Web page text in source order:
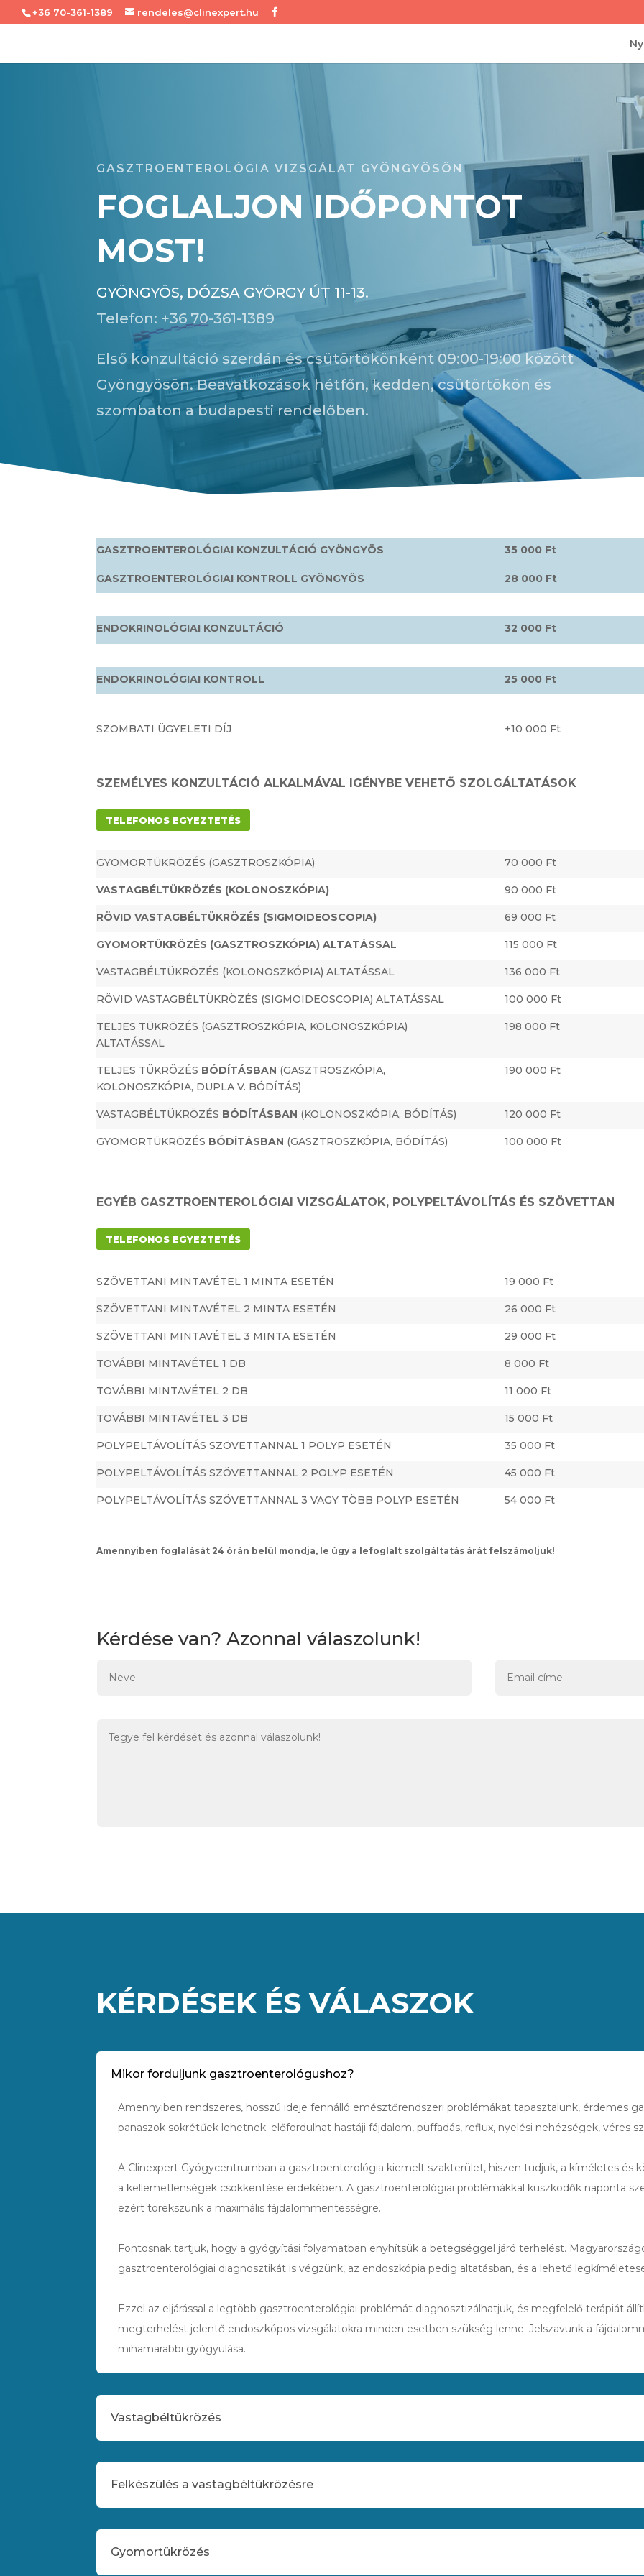
+36 70-361-1389 rendeles@clinexpert.hu
GASZTROENTEROLÓGIA VIZSGÁLAT GYÖNGYÖSÖN
FOGLALJON IDŐPONTOT
MOST!
GYÖNGYÖS, DÓZSA GYÖRGY ÚT 11-13.
Telefon: +36 70-361-1389
Első konzultáció szerdán és csütörtökönként 09:00-19:00 között
Gyöngyösön. Beavatkozások hétfőn, kedden, csütörtökön és
szombaton a budapesti rendelőben.
GASZTROENTEROLÓGIAI KONZULTÁCIÓ GYÖNGYÖS 35 000 Ft
GASZTROENTEROLÓGIAI KONTROLL GYÖNGYÖS 28 000 Ft
ENDOKRINOLÓGIAI KONZULTÁCIÓ 32 000 Ft
ENDOKRINOLÓGIAI KONTROLL 25 000 Ft
SZOMBATI ÜGYELETI DÍJ +10 000 Ft
SZEMÉLYES KONZULTÁCIÓ ALKALMÁVAL IGÉNYBE VEHETŐ SZOLGÁLTATÁSOK
TELEFONOS EGYEZTETÉS
GYOMORTÜKRÖZÉS (GASZTROSZKÓPIA) 70 000 Ft
VASTAGBÉLTÜKRÖZÉS (KOLONOSZKÓPIA) 90 000 Ft
RÖVID VASTAGBÉLTÜKRÖZÉS (SIGMOIDEOSCOPIA) 69 000 Ft
GYOMORTÜKRÖZÉS (GASZTROSZKÓPIA) ALTATÁSSAL 115 000 Ft
VASTAGBÉLTÜKRÖZÉS (KOLONOSZKÓPIA) ALTATÁSSAL 136 000 Ft
RÖVID VASTAGBÉLTÜKRÖZÉS (SIGMOIDEOSCOPIA) ALTATÁSSAL 100 000 Ft
TELJES TÜKRÖZÉS (GASZTROSZKÓPIA, KOLONOSZKÓPIA)
ALTATÁSSAL
198 000 Ft
TELJES TÜKRÖZÉS BÓDÍTÁSBAN (GASZTROSZKÓPIA,
KOLONOSZKÓPIA, DUPLA V. BÓDÍTÁS)
190 000 Ft
VASTAGBÉLTÜKRÖZÉS BÓDÍTÁSBAN (KOLONOSZKÓPIA, BÓDÍTÁS) 120 000 Ft
GYOMORTÜKRÖZÉS BÓDÍTÁSBAN (GASZTROSZKÓPIA, BÓDÍTÁS) 100 000 Ft
EGYÉB GASZTROENTEROLÓGIAI VIZSGÁLATOK, POLYPELTÁVOLÍTÁS ÉS SZÖVETTAN
TELEFONOS EGYEZTETÉS
SZÖVETTANI MINTAVÉTEL 1 MINTA ESETÉN 19 000 Ft
SZÖVETTANI MINTAVÉTEL 2 MINTA ESETÉN 26 000 Ft
SZÖVETTANI MINTAVÉTEL 3 MINTA ESETÉN 29 000 Ft
TOVÁBBI MINTAVÉTEL 1 DB 8 000 Ft
TOVÁBBI MINTAVÉTEL 2 DB 11 000 Ft
TOVÁBBI MINTAVÉTEL 3 DB 15 000 Ft
POLYPELTÁVOLÍTÁS SZÖVETTANNAL 1 POLYP ESETÉN 35 000 Ft
POLYPELTÁVOLÍTÁS SZÖVETTANNAL 2 POLYP ESETÉN 45 000 Ft
POLYPELTÁVOLÍTÁS SZÖVETTANNAL 3 VAGY TÖBB POLYP ESETÉN 54 000 Ft
Amennyiben foglalását 24 órán belül mondja, le úgy a lefoglalt szolgáltatás árát felszámoljuk!
Kérdése van? Azonnal válaszolunk!
KÉRDÉSEK ÉS VÁLASZOK
Mikor forduljunk gasztroenterológushoz?
Amennyiben rendszeres, hosszú ideje fennálló emésztőrendszeri problémákat tapasztalunk, érdemes
panaszok sokrétűek lehetnek: előfordulhat hastáji fájdalom, puffadás, reflux, nyelési nehézségek, véres
A Clinexpert Gyógycentrumban a gasztroenterológia kiemelt szakterület, hiszen tudjuk, a kíméletes és
a kellemetlenségek csökkentése érdekében. A gasztroenterológiai problémákkal küszködők naponta
ezért törekszünk a maximális fájdalommentességre.
Fontosnak tartjuk, hogy a gyógyítási folyamatban enyhítsük a betegséggel járó terhelést.
gasztroenterológiai diagnosztikát is végzünk, az endoszkópia pedig altatásban, és a lehető
Ezzel az eljárással a legtöbb gasztroenterológiai problémát diagnosztizálhatjuk, és megfelelő terápiát
megterhelést jelentő endoszkópos vizsgálatokra minden esetben szükség lenne. Jelszavunk a
mihamarabbi gyógyulása.
Vastagbéltükrözés
Felkészülés a vastagbéltükrözésre
Gyomortükrözés